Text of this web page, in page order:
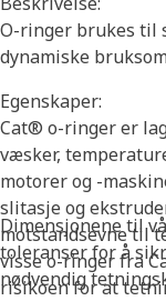
O-ringer brukes til
dynamiske
Egenskaper:
Cat® o-ringer er
væsker,
motorer og -
slitasje og
motstandsevne til
visse o-ringer fra
risikoen for at
Dimensjonene til
toleranser for å
nødvendig